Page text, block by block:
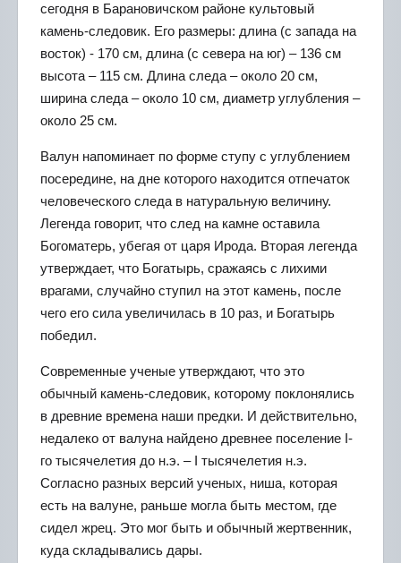
сегодня в Барановичском районе культовый
камень-следовик. Его размеры: длина (с запада на
восток) - 170 см, длина (с севера на юг) – 136 см
высота – 115 см. Длина следа – около 20 см,
ширина следа – около 10 см, диаметр углубления –
около 25 см.
Валун напоминает по форме ступу с углублением
посередине, на дне которого находится отпечаток
человеческого следа в натуральную величину.
Легенда говорит, что след на камне оставила
Богоматерь, убегая от царя Ирода. Вторая легенда
утверждает, что Богатырь, сражаясь с лихими
врагами, случайно ступил на этот камень, после
чего его сила увеличилась в 10 раз, и Богатырь
победил.
Современные ученые утверждают, что это
обычный камень-следовик, которому поклонялись
в древние времена наши предки. И действительно,
недалеко от валуна найдено древнее поселение I-
го тысячелетия до н.э. – I тысячелетия н.э.
Согласно разных версий ученых, ниша, которая
есть на валуне, раньше могла быть местом, где
сидел жрец. Это мог быть и обычный жертвенник,
куда складывались дары.